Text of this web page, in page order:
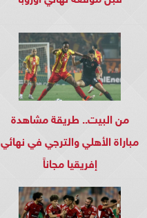
من البيت.. طريقة مشاهدة
مباراة الأهلي والترجي في نهائي
إفريقيا مجاناً